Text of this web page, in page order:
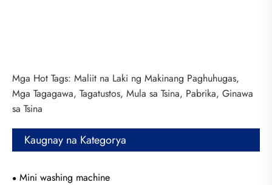
Mga Hot Tags: Maliit na Laki ng Makinang Paghuhugas,
Mga Tagagawa, Tagatustos, Mula sa Tsina, Pabrika, Ginawa
sa Tsina
Kaugnay na Kategorya
Mini washing machine